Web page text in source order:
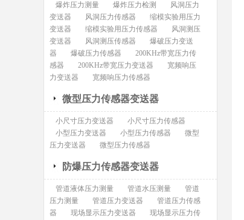
爆炸压力测量
爆炸压力检测
风洞压力
变送器
风洞压力传感器
缩模实验用压力
变送器
缩模实验用压力传感器
风洞测压
变送器
风洞测压传感器
爆破压力变送
器
爆破压力传感器
200KHz带宽压力传
感器
200KHz带宽压力变送器
宽频响压
力变送器
宽频响压力传感器
微型压力传感器变送器
小尺寸压力变送器
小尺寸压力传感器
小型压力变送器
小型压力传感器
微型
压力变送器
微型压力传感器
防爆压力传感器变送器
管道液体压力测量 管道水压测量
管道
压力测量
管道压力变送器
管道压力传感
器
现场显示压力变送器
现场显示压力传